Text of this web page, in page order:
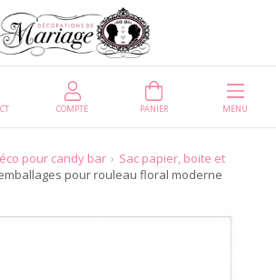
COMPTE PANIER MENU
pour candy bar
Sac papier, boite et
pour rouleau floral moderne